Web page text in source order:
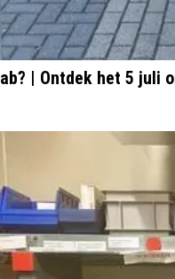
| Ontdek het 5 juli